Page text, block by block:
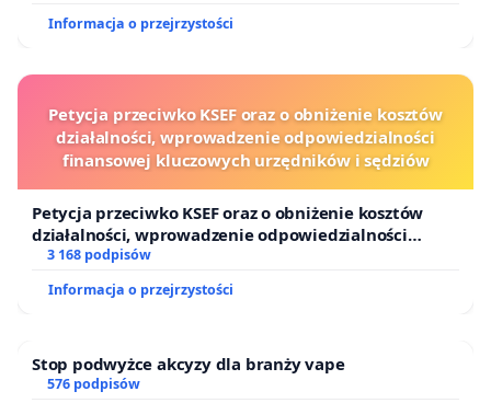
Informacja o przejrzystości
Petycja przeciwko KSEF oraz o obniżenie kosztów
działalności, wprowadzenie odpowiedzialności
finansowej kluczowych urzędników i sędziów
Petycja przeciwko KSEF oraz o obniżenie kosztów
działalności, wprowadzenie odpowiedzialności
finansowej kluczowych urzędników i sędziów
3 168 podpisów
Informacja o przejrzystości
Stop podwyżce akcyzy dla branży vape
576 podpisów